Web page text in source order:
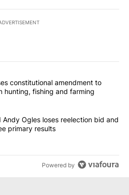
most commented articles in the last
proposes constitutional
constitutional amendment to
hunting, fishing and farming
backed Andy Ogles loses
Ogles loses reelection bid and
primary results
Powered by